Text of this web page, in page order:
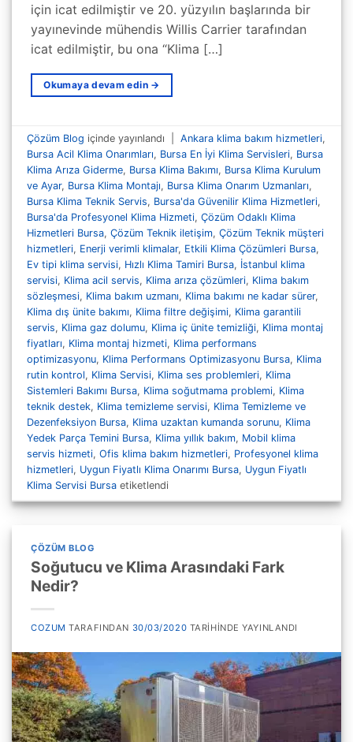
için icat edilmiştir ve 20. yüzyılın başlarında bir
yayınevinde mühendis Willis Carrier tarafından
icat edilmiştir, bu ona “Klima […]
Okumaya devam edin →
Çözüm Blog içinde yayınlandı Ankara klima bakım hizmetleri,
Bursa Acil Klima Onarımları, Bursa En İyi Klima Servisleri, Bursa
Klima Arıza Giderme, Bursa Klima Bakımı, Bursa Klima Kurulum
ve Ayar, Bursa Klima Montajı, Bursa Klima Onarım Uzmanları,
Bursa Klima Teknik Servis, Bursa'da Güvenilir Klima Hizmetleri,
Bursa'da Profesyonel Klima Hizmeti,Çözüm Odaklı Klima
Hizmetleri Bursa,Çözüm Teknik iletişim,Çözüm Teknik müşteri
hizmetleri, Enerji verimli klimalar, Etkili Klima Çözümleri Bursa,
Ev tipi klima servisi, Hızlı Klima Tamiri Bursa, İstanbul klima
servisi, Klima acil servis, Klima arıza çözümleri, Klima bakım
sözleşmesi, Klima bakım uzmanı, Klima bakımı ne kadar sürer,
Klima dış ünite bakımı, Klima filtre değişimi, Klima garantili
servis, Klima gaz dolumu, Klima iç ünite temizliği, Klima montaj
fiyatları, Klima montaj hizmeti, Klima performans
optimizasyonu, Klima Performans Optimizasyonu Bursa, Klima
rutin kontrol, Klima Servisi, Klima ses problemleri, Klima
Sistemleri Bakımı Bursa, Klima soğutmama problemi, Klima
teknik destek, Klima temizleme servisi, Klima Temizleme ve
Dezenfeksiyon Bursa, Klima uzaktan kumanda sorunu, Klima
Yedek Parça Temini Bursa, Klima yıllık bakım, Mobil klima
servis hizmeti,Ofis klima bakım hizmetleri, Profesyonel klima
hizmetleri, Uygun Fiyatlı Klima Onarımı Bursa, Uygun Fiyatlı
Klima Servisi Bursa etiketlendi
ÇÖZÜM BLOG
Soğutucu ve Klima Arasındaki Fark
Nedir?
COZUM TARAFINDAN 30/03/2020 TARIHINDE YAYINLANDI